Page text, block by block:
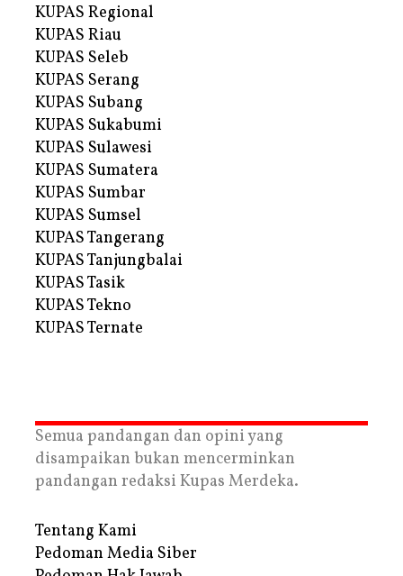
KUPAS Regional
KUPAS Riau
KUPAS Seleb
KUPAS Serang
KUPAS Subang
KUPAS Sukabumi
KUPAS Sulawesi
KUPAS Sumatera
KUPAS Sumbar
KUPAS Sumsel
KUPAS Tangerang
KUPAS Tanjungbalai
KUPAS Tasik
KUPAS Tekno
KUPAS Ternate
Semua pandangan dan opini yang
disampaikan bukan mencerminkan
pandangan redaksi Kupas Merdeka.
Tentang Kami
Pedoman Media Siber